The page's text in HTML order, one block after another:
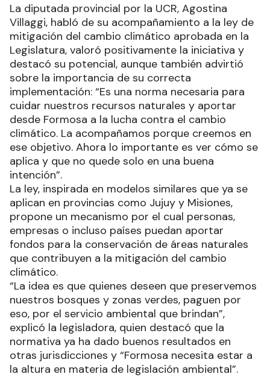
La diputada provincial por la UCR, Agostina
Villaggi, habló de su acompañamiento a la ley de
mitigación del cambio climático aprobada en la
Legislatura, valoró positivamente la iniciativa y
destacó su potencial, aunque también advirtió
sobre la importancia de su correcta
implementación: “Es una norma necesaria para
cuidar nuestros recursos naturales y aportar
desde Formosa a la lucha contra el cambio
climático. La acompañamos porque creemos en
ese objetivo. Ahora lo importante es ver cómo se
aplica y que no quede solo en una buena
intención”.
La ley, inspirada en modelos similares que ya se
aplican en provincias como Jujuy y Misiones,
propone un mecanismo por el cual personas,
empresas o incluso países puedan aportar
fondos para la conservación de áreas naturales
que contribuyen a la mitigación del cambio
climático.
“La idea es que quienes deseen que preservemos
nuestros bosques y zonas verdes, paguen por
eso, por el servicio ambiental que brindan”,
explicó la legisladora, quien destacó que la
normativa ya ha dado buenos resultados en
otras jurisdicciones y “Formosa necesita estar a
la altura en materia de legislación ambiental”.